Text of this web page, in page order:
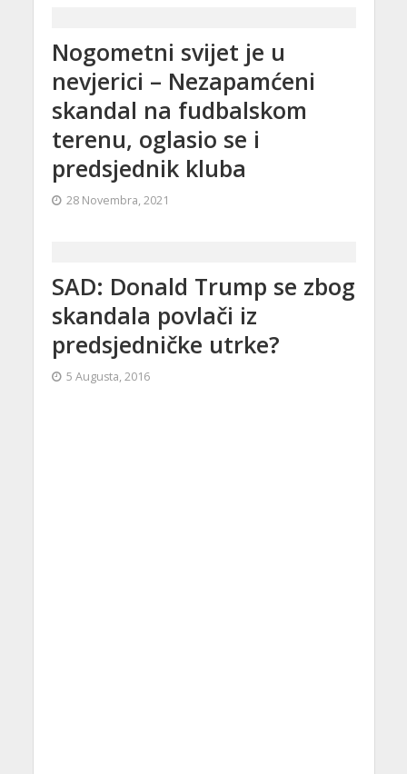
Nogometni svijet je u
nevjerici – Nezapamćeni
skandal na fudbalskom
terenu, oglasio se i
predsjednik kluba
28 Novembra, 2021
SAD: Donald Trump se zbog
skandala povlači iz
predsjedničke utrke?
5 Augusta, 2016